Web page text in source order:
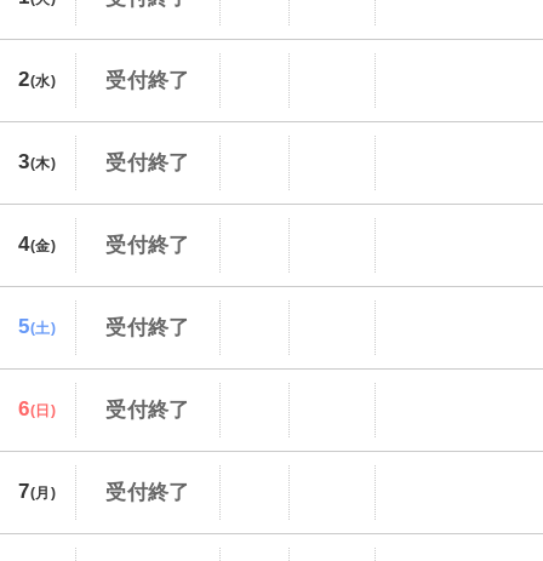
2(水) 受付終了
3(木) 受付終了
4(金) 受付終了
5(土) 受付終了
6(日) 受付終了
7(月) 受付終了